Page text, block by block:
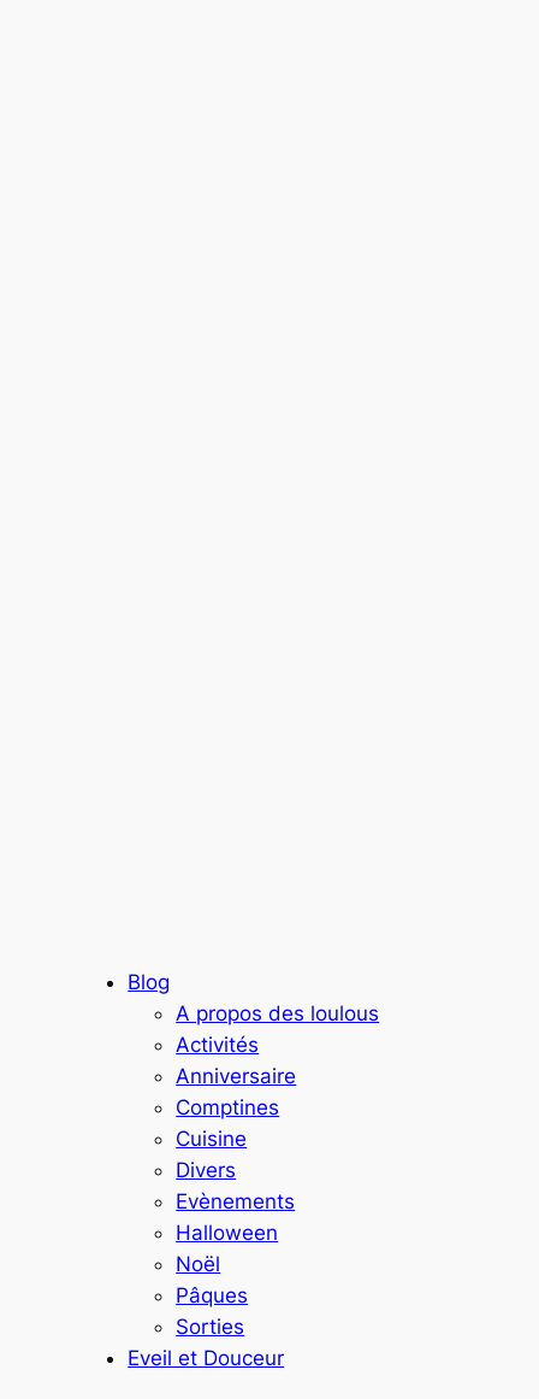
Blog
A propos des loulous
Activités
Anniversaire
Comptines
Cuisine
Divers
Evènements
Halloween
Noël
Pâques
Sorties
Eveil et Douceur